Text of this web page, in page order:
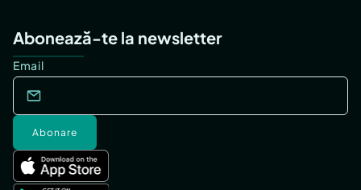
Abonează-te la newsletter
Email
Abonare